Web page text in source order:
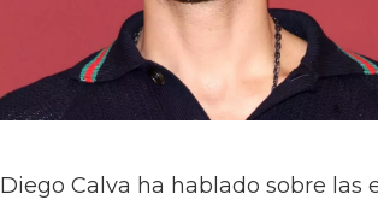
Diego Calva ha hablado sobre las